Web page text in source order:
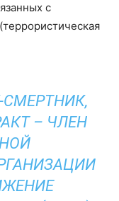
с
СМЕРТНИК,
– ЧЛЕН